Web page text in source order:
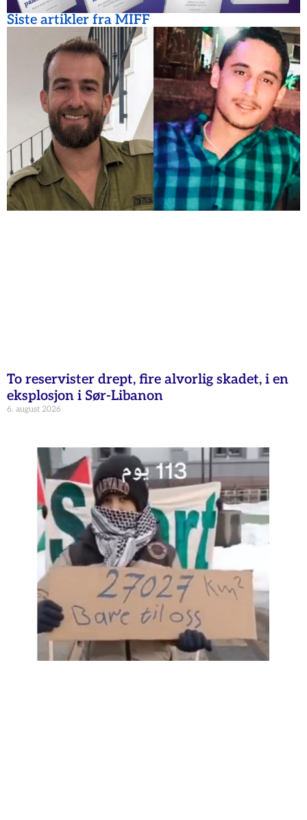
Siste artikler fra MIFF
To reservister drept, fire alvorlig skadet, i en
eksplosjon i Sør-Libanon
6. august 2026